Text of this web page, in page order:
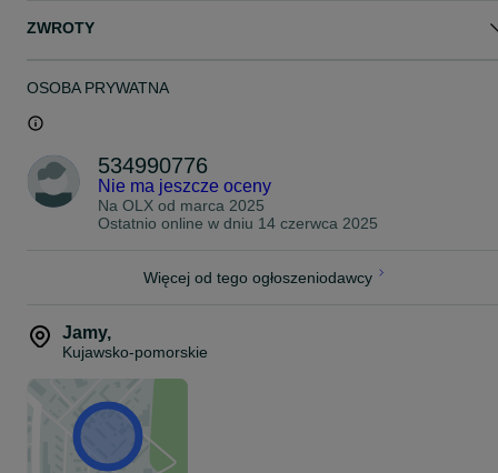
ZWROTY
OSOBA PRYWATNA
534990776
Nie ma jeszcze oceny
Na OLX od marca 2025
Ostatnio online w dniu 14 czerwca 2025
Więcej od tego ogłoszeniodawcy
Jamy,
Kujawsko-pomorskie